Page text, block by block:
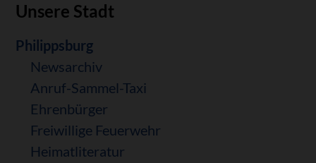
Unsere Stadt
Navigation
überspringen
Philippsburg
Newsarchiv
Anruf-Sammel-Taxi
Ehrenbürger
Freiwillige Feuerwehr
Heimatliteratur